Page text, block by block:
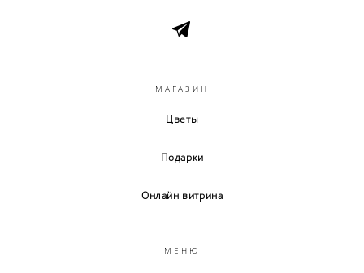
МАГАЗИН
Цветы
Подарки
Онлайн витрина
МЕНЮ